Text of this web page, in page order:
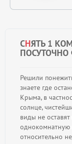
СНЯТЬ 1
Решили
знаете где
Крыма, в
солнце,
виды не
однокомнатную
относительно